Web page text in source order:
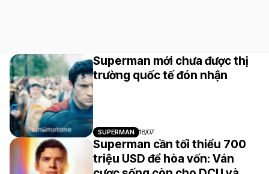
Superman mới chưa được thị
trường quốc tế đón nhận
SUPERMAN 18/07
Superman cần tối thiểu 700
triệu USD để hòa vốn: Ván